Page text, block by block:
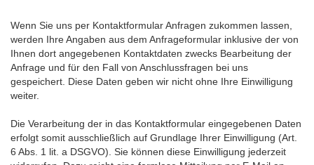
Wenn Sie uns per Kontaktformular Anfragen zukommen lassen,
werden Ihre Angaben aus dem Anfrageformular inklusive der von
Ihnen dort angegebenen Kontaktdaten zwecks Bearbeitung der
Anfrage und für den Fall von Anschlussfragen bei uns
gespeichert. Diese Daten geben wir nicht ohne Ihre Einwilligung
weiter.
Die Verarbeitung der in das Kontaktformular eingegebenen Daten
erfolgt somit ausschließlich auf Grundlage Ihrer Einwilligung (Art.
6 Abs. 1 lit. a DSGVO). Sie können diese Einwilligung jederzeit